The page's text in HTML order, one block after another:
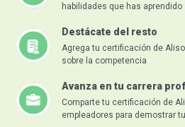
habilidades que has aprendido
Destácate del resto
Agrega tu certificación de
sobre la competencia
Avanza en tu carrera
Comparte tu certificación de
empleadores para demostrar